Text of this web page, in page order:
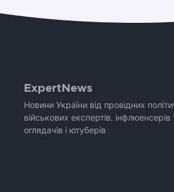
ExpertNews
Новини України від провідних
військових експертів, інфлюенсерів
оглядачів і ютуберів